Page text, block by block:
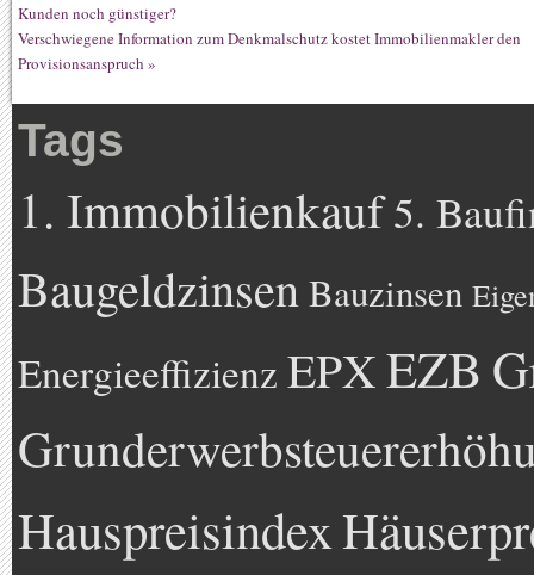
Kunden noch günstiger?
Verschwiegene Information zum Denkmalschutz kostet Immobilienmakler den
Provisionsanspruch »
Tags
1. Immobilienkauf5.
BaugeldzinsenBauzinsen
Energieeffizienz EPXEZB
Hauspreisindex